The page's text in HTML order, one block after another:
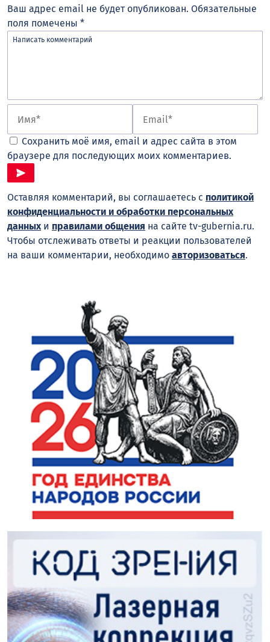
Ваш адрес email не будет опубликован. Обязательные
поля помечены *
Сохранить моё имя, email и адрес сайта в этом
браузере для последующих моих комментариев.
Оставляя комментарий, вы соглашаетесь с политикой
конфиденциальности и обработки персональных
данныхи правилами общения на сайте tv-gubernia.ru.
Чтобы отслеживать ответы и реакции пользователей
на ваши комментарии, необходимо авторизоваться.